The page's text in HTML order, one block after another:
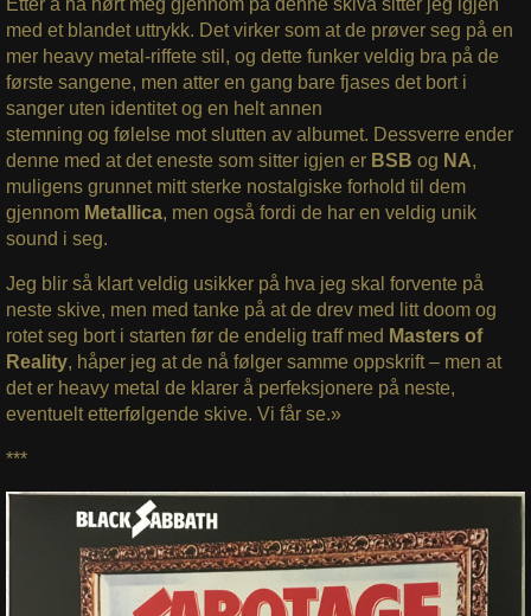
med et blandet uttrykk. Det virker som at de prøver seg på en
mer heavy metal-riffete stil, og dette funker veldig bra på de
første sangene, men atter en gang bare fjases det bort i
sanger uten identitet og en helt annen
stemning og følelse mot slutten av albumet. Dessverre ender
denne med at det eneste som sitter igjen er BSB og NA,
muligens grunnet mitt sterke nostalgiske forhold til dem
gjennom Metallica, men også fordi de har en veldig unik
sound i seg.
Jeg blir så klart veldig usikker på hva jeg skal forvente på
neste skive, men med tanke på at de drev med litt doom og
rotet seg bort i starten før de endelig traff med Masters of
Reality, håper jeg at de nå følger samme oppskrift – men at
det er heavy metal de klarer å perfeksjonere på neste,
eventuelt etterfølgende skive. Vi får se.»
***